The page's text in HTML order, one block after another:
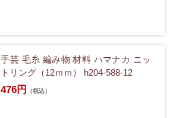
手芸 毛糸 編み物 材料 ハマナカ ニッ
トリング（12ｍｍ） h204-588-12
476円 （税込）